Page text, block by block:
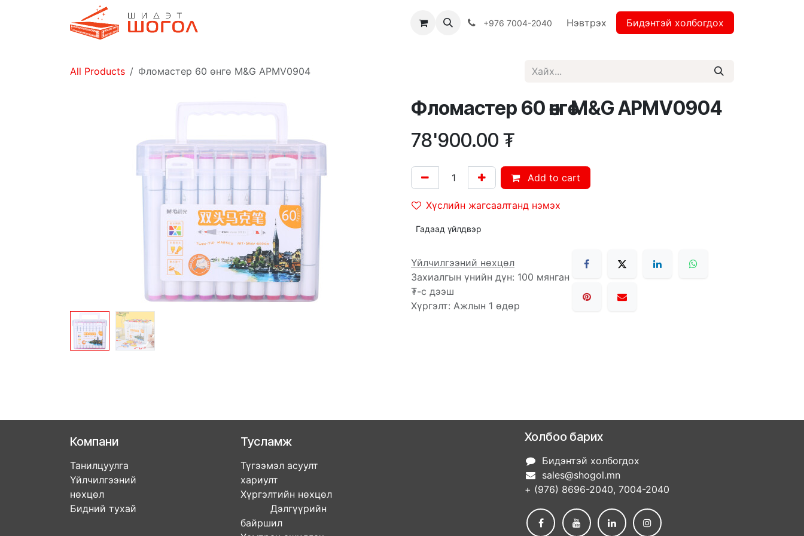
Хямдрал ♻️ Эко шогол+976 7004-2040 Нэвтрэх Бидэнтэй холбогдох
All Products Фломастер 60 өнгө M&G APMV0904
Фломастер 60 өнгө M&G APMV0904
78'900.00 ₮
Add to cart
Хүслийн жагсаалтанд нэмэх
Гадаад үйлдвэр
Үйлчилгээний нөхцөл
Захиалгын үнийн дүн: 100 мянган
₮-с дээш
Хүргэлт: Ажлын 1 өдөр
Компани
Танилцуулга
Үйлчилгээний
нөхцөл
Бидний тухай
Тусламж
Түгээмэл асуулт
хариулт
Хүргэлтийн нөхцөл
Дэлгүүрийн
байршил
Холбоо барих
Бидэнтэй холбогдох
sales@shogol.mn
+ (976) 8696-2040, 7004-2040